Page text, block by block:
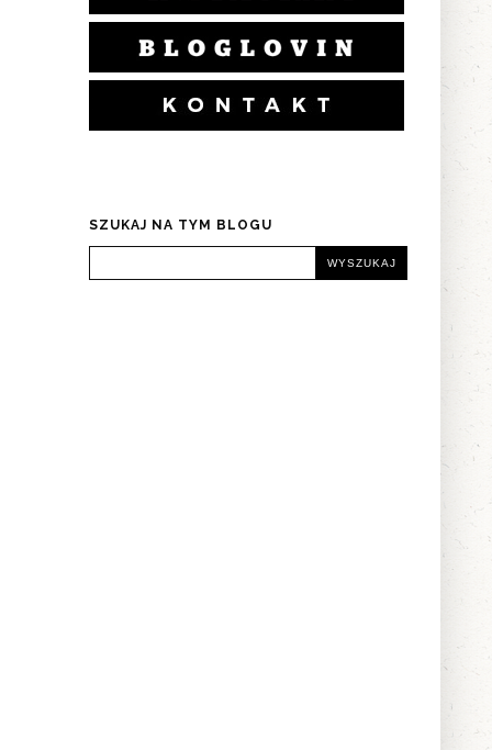
SZUKAJ NA TYM BLOGU